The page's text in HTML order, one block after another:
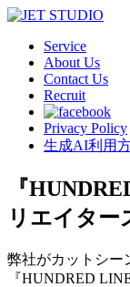
Service
About Us
Contact Us
Recruit
Privacy Policy
生成AI利用
『
リエイター
弊社がカットシー
『HUNDRED